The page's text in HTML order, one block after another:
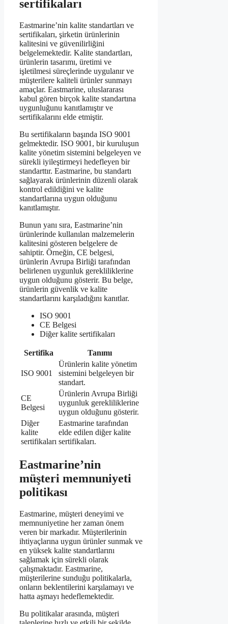
sertifikaları
Eastmarine’nin kalite standartları ve
sertifikaları, şirketin ürünlerinin
kalitesini ve güvenilirliğini
belgelemektedir. Kalite standartları,
ürünlerin tasarımı, üretimi ve
işletilmesi süreçlerinde uygulanır ve
müşterilere kaliteli ürünler sunmayı
amaçlar. Eastmarine, uluslararası
kabul gören birçok kalite standartına
uygunluğunu kanıtlamıştır ve
sertifikalarını elde etmiştir.
Bu sertifikaların başında ISO 9001
gelmektedir. ISO 9001, bir kuruluşun
kalite yönetim sistemini belgeleyen ve
sürekli iyileştirmeyi hedefleyen bir
standarttır. Eastmarine, bu standartı
sağlayarak ürünlerinin düzenli olarak
kontrol edildiğini ve kalite
standartlarına uygun olduğunu
kanıtlamıştır.
Bunun yanı sıra, Eastmarine’nin
ürünlerinde kullanılan malzemelerin
kalitesini gösteren belgelere de
sahiptir. Örneğin, CE belgesi,
ürünlerin Avrupa Birliği tarafından
belirlenen uygunluk gerekliliklerine
uygun olduğunu gösterir. Bu belge,
ürünlerin güvenlik ve kalite
standartlarını karşıladığını kanıtlar.
ISO 9001
CE Belgesi
Diğer kalite sertifikaları
Sertifika Tanımı
ISO 9001
Ürünlerin kalite yönetim
sistemini belgeleyen bir
standart.
CE
Belgesi
Ürünlerin Avrupa Birliği
uygunluk gerekliliklerine
uygun olduğunu gösterir.
Diğer
kalite
sertifikaları
Eastmarine tarafından
elde edilen diğer kalite
sertifikaları.
Eastmarine’nin
müşteri memnuniyeti
politikası
Eastmarine, müşteri deneyimi ve
memnuniyetine her zaman önem
veren bir markadır. Müşterilerinin
ihtiyaçlarına uygun ürünler sunmak ve
en yüksek kalite standartlarını
sağlamak için sürekli olarak
çalışmaktadır. Eastmarine,
müşterilerine sunduğu politikalarla,
onların beklentilerini karşılamayı ve
hatta aşmayı hedeflemektedir.
Bu politikalar arasında, müşteri